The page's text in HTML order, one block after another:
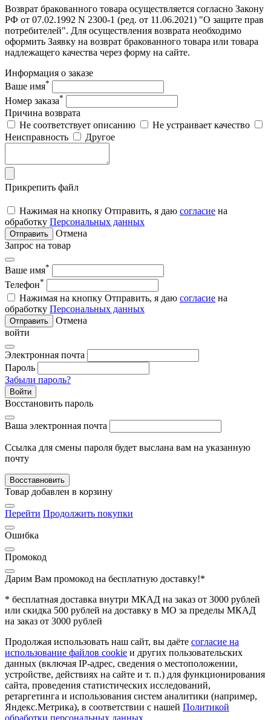
Возврат бракованного товара осуществляется согласно Закону
РФ от 07.02.1992 N 2300-1 (ред. от 11.06.2021) "О защите прав
потребителей". Для осуществления возврата необходимо
оформить Заявку на возврат бракованного товара или товара
надлежащего качества через форму на сайте.
Информация о заказе
Ваше имя*
Номер заказа*
Причина возврата
Не соответствует описанию
Не устраивает качество
Неисправность
Другое
Прикрепить файл
Нажимая на кнопку Отправить, я даю согласие на
обработку Персональных данных
Отправить
Отмена
Запрос на товар
Ваше имя*
Телефон*
Нажимая на кнопку Отправить, я даю согласие на
обработку Персональных данных
Отправить
Отмена
войти
Электронная почта
Пароль
Забыли пароль?
Войти
Восстановить пароль
Ваша электронная почта
Ссылка для смены пароля будет выслана вам на указанную
почту
Восставновить
Товар добавлен в корзину
Перейти Продолжить покупки
Ошибка
Промокод
Дарим Вам промокод на бесплатную доставку!*
* бесплатная доставка внутри МКАД на заказ от 3000 рублей
или скидка 500 рублей на доставку в МО за пределы МКАД
на заказ от 3000 рублей
Продолжая использовать наш сайт, вы даёте согласие на
использование файлов cookie и других пользовательских
данных (включая IP-адрес, сведения о местоположении,
устройстве, действиях на сайте и т. п.) для функционирования
сайта, проведения статистических исследований,
ретаргетинга и использования систем аналитики (например,
Яндекс.Метрика), в соответствии с нашей Политикой
обработки персональных данных.